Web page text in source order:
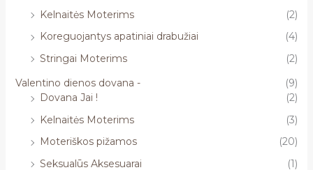
Kelnaitės Moterims
(2)
Koreguojantys apatiniai drabužiai
(4)
Stringai Moterims
(2)
Valentino dienos dovana -
(9)
Dovana Jai !
(2)
Kelnaitės Moterims
(3)
Moteriškos pižamos
(20)
Seksualūs Aksesuarai
(1)